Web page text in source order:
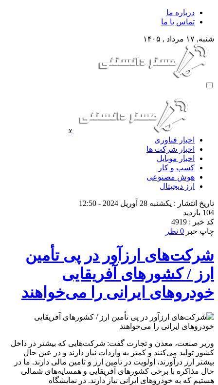
درباره ما
تماس با ما
شنبه, ۱۷ مرداد , ۱۴۰۵
x
اخبار فناوری
اخبار شرکت ها
اخبار موبایل
کسب و کار
هوش مصنوعی
ارز دیجیتال
تاریخ انتشار : یکشنبه 28 آوریل 2024 - 12:50
104 بازدید
کد خبر : 4919
چاپ خبر 0 نظر
شرکت‌های ارزآور در پی تأمین
ارز / کشورهای آفریقایی
خودروهای ایرانی را می‌خواهند
وزیر صنعت، معدن و تجارت گفت: شرکت‌هایی که بیشتر در داخل
کشور تولید می‌کنند و کمتر به واردات نیاز دارند و در عین حال
بیشتر ارز درآورند، اولویت در تامین ارز و تامین مالی دارند. ما در
حال مذاکره با برخی کشورهای آفریقایی و همسایه‌های شمالی
هستیم که به خودروهای ایرانی نیاز دارند. در نمایشگاه